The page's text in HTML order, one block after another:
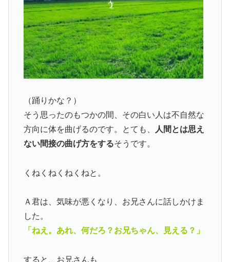
（踊りかな？）
そう思ったのもつかの間、その白い人は不自然な
方向に体を曲げるのです。とても、
人間とは思え
ない間接の曲げ方をするそうです。
くねくねくねくねと。
Ａ君は、気味が悪くなり、お兄さんに話しかけま
した。
「ねえ。あれ、何だろ？お兄ちゃん、見える？」
すると、お兄さんも